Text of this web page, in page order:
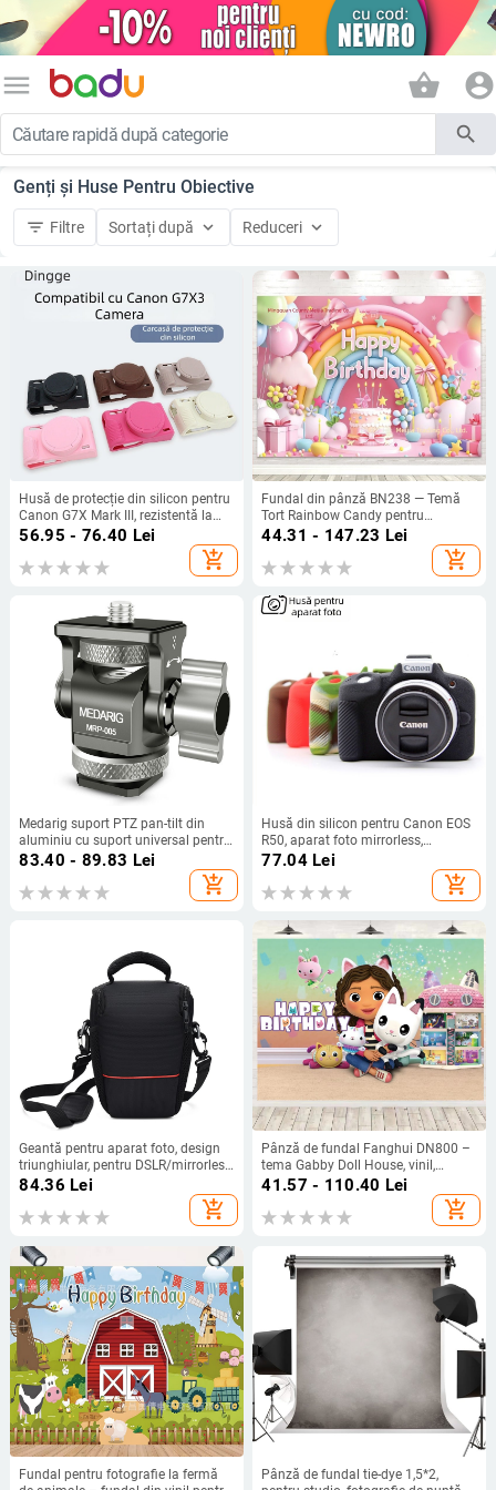
menu shopping_basket account_circle
search
Genți și Huse Pentru Obiective
filter_list Filtre Sortați după keyboard_arrow_down Reduceri keyboard_arrow_down
Husă de protecție din silicon pentru
Canon G7X Mark III, rezistentă la
uzură și la șocuri.
56.95 - 76.40 Lei
add_shopping_cart
Fundal din pânză BN238 — Temă
Tort Rainbow Candy pentru
fotografierea produselor, Material
44.31 - 147.23 Lei
add_shopping_cart
Medarig suport PTZ pan-tilt din
aluminiu cu suport universal pentru
cold shoe și șurub de 1/4 inch,
83.40 - 89.83 Lei
add_shopping_cart
Husă din silicon pentru Canon EOS
R50, aparat foto mirrorless,
protecție, finisaj mat, geantă foto
77.04Lei
add_shopping_cart
Geantă pentru aparat foto, design
triunghiular, pentru DSLR/mirrorless
— Nailon; Respirabilă,
Impermeabilă, Rezistentă la uzură,
Anti-furt; Model BYK-1683; Sistem
84.36 Lei
add_shopping_cart
Pânză de fundal Fanghui DN800 –
tema Gabby Doll House, vinil,
pentru filmări de decor, Brand
41.57 - 110.40 Lei
add_shopping_cart
Fundal pentru fotografie la fermă
Pânză de fundal tie-dye 1,5*2,